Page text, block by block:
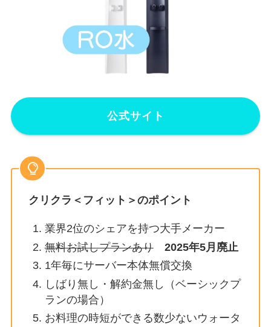
公式サイト
クリクラ＜フィット＞のポイント
業界2位のシェアを持つ大手メーカー
無料お試しプランあり
2025年5月廃止
1年毎にサーバー本体無償交換
しばり無し・解約金無し（ベーシックプ
ランの場合）
お料理の時短ができる数少ないウォータ